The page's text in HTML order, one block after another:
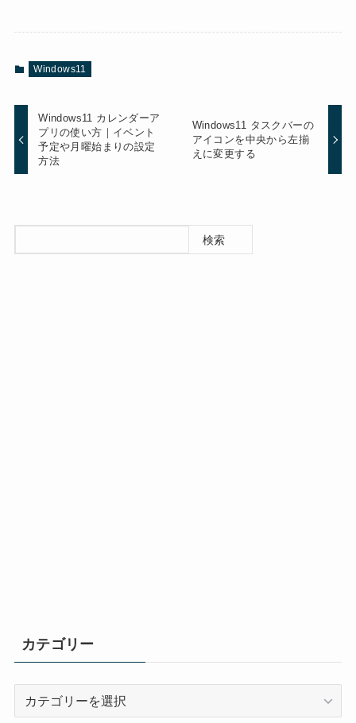
Windows11
Windows11 カレンダーア
プリの使い方｜イベント
予定や月曜始まりの設定
方法
Windows11 タスクバーの
アイコンを中央から左揃
えに変更する
検索
カテゴリー